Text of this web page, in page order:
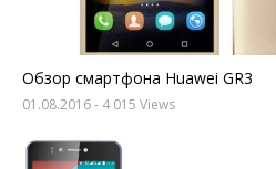
Обзор смартфона Huawei GR3
01.08.2016- 4 015 Views